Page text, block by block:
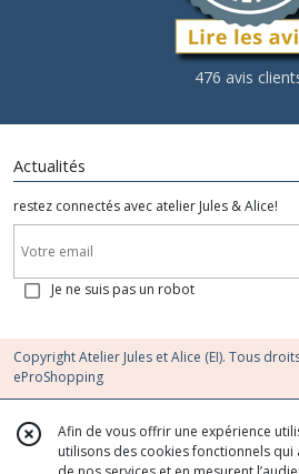
476 avis
Actualités
restez connectés avec atelier Jules & Alice!
Je ne suis pas un robot
Copyright Atelier Jules et Alice (EI). Tous
eProShopping
Afin de vous offrir une expérience
utilisons des cookies fonctionnels